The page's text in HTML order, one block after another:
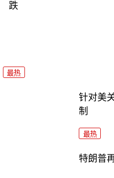
跌
最热
针对美
制
最热
特朗普